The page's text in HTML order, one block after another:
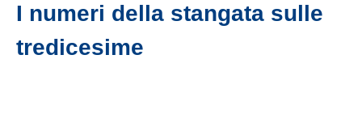
I numeri della stangata sulle
tredicesime